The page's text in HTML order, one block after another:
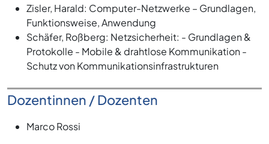
Zisler, Harald: Computer-Netzwerke – Grundlagen,
Funktionsweise, Anwendung
Schäfer, Roßberg: Netzsicherheit: - Grundlagen &
Protokolle - Mobile & drahtlose Kommunikation -
Schutz von Kommunikationsinfrastrukturen
Dozentinnen / Dozenten
Marco Rossi